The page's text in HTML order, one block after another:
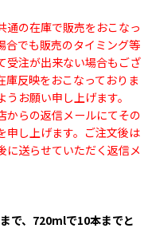
通の在庫で販売をおこなっ
合でも販売のタイミング等
受注が出来ない場合もござ
反映をおこなっておりま
お願い申し上げます。
からの返信メールにてその
申し上げます。ご注文後は
に送らせていただく返信メ
で、720mlで10本までと